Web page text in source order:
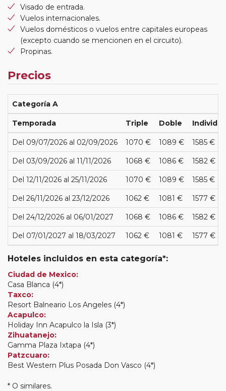
Visado de entrada.
Vuelos internacionales.
Vuelos domésticos o vuelos entre capitales europeas
(excepto cuando se mencionen en el circuito).
Propinas.
Precios
Categoría A
Temporada Triple Doble
Del 09/07/2026 al 02/09/2026 1070 € 1089 € 1585 €
Del 03/09/2026 al 11/11/2026 1068 € 1086 € 1582 €
Del 12/11/2026 al 25/11/2026 1070 € 1089 € 1585 €
Del 26/11/2026 al 23/12/2026 1062 € 1081 € 1577 €
Del 24/12/2026 al 06/01/2027 1068 € 1086 € 1582 €
Del 07/01/2027 al 18/03/2027 1062 € 1081 € 1577 €
Hoteles incluidos en esta categoría*:
Ciudad de Mexico:
Casa Blanca (4*)
Taxco:
Resort Balneario Los Angeles (4*)
Acapulco:
Holiday Inn Acapulco la Isla (3*)
Zihuatanejo:
Gamma Plaza Ixtapa (4*)
Patzcuaro:
Best Western Plus Posada Don Vasco (4*)
* O similares.